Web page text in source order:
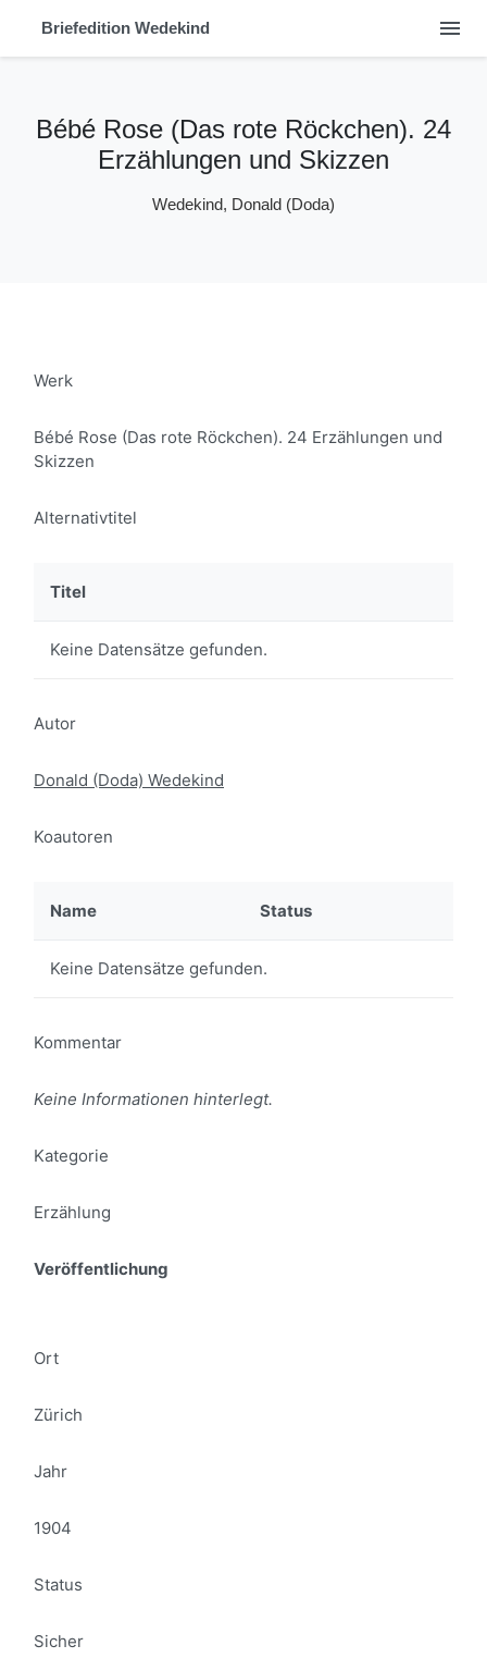
Briefedition Wedekind menu
Bébé Rose (Das rote Röckchen). 24
Erzählungen und Skizzen
Wedekind, Donald (Doda)
Werk
Bébé Rose (Das rote Röckchen). 24 Erzählungen und
Skizzen
Alternativtitel
Titel
Keine Datensätze gefunden.
Autor
Donald (Doda) Wedekind
Koautoren
Name Status
Keine Datensätze gefunden.
Kommentar
Keine Informationen hinterlegt.
Kategorie
Erzählung
Veröffentlichung
Ort
Zürich
Jahr
1904
Status
Sicher